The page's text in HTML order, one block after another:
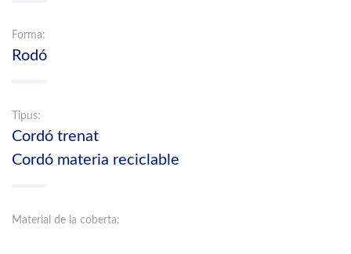
Forma:
Rodó
Tipus:
Cordó trenat
Cordó materia reciclable
Material de la coberta: